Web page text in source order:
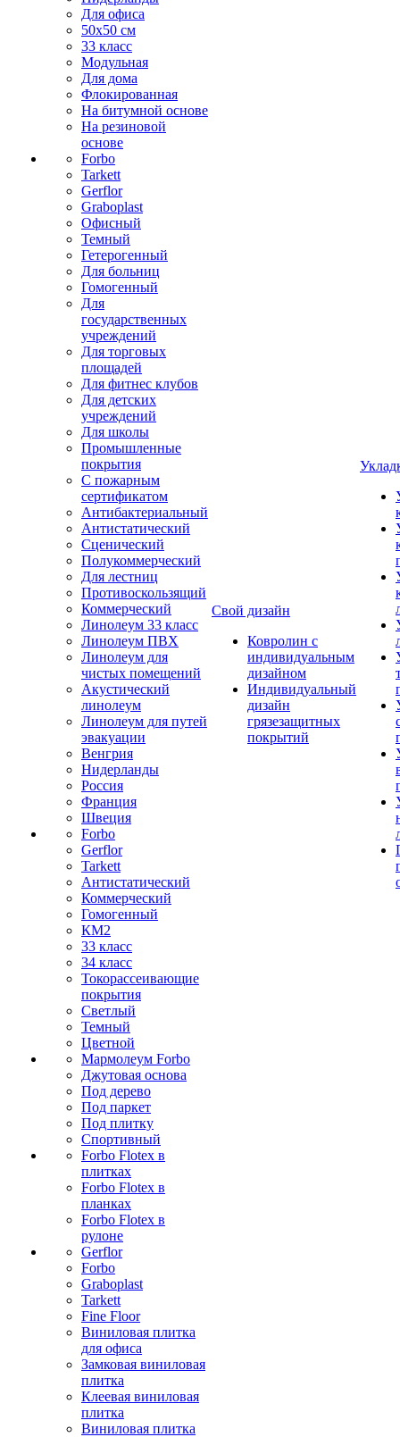
Для офиса
50х50 см
33 класс
Модульная
Для дома
Флокированная
На битумной основе
На резиновой
основе
Forbo
Tarkett
Gerflor
Graboplast
Офисный
Темный
Гетерогенный
Для больниц
Гомогенный
Для
государственных
учреждений
Для торговых
площадей
Для фитнес клубов
Для детских
учреждений
Для школы
Промышленные
покрытия
С пожарным
сертификатом
Антибактериальный
Антистатический
Сценический
Полукоммерческий
Для лестниц
Противоскользящий
Коммерческий
Линолеум 33 класс
Линолеум ПВХ
Линолеум для
чистых помещений
Акустический
линолеум
Линолеум для путей
эвакуации
Венгрия
Нидерланды
Россия
Франция
Швеция
Forbo
Gerflor
Tarkett
Антистатический
Коммерческий
Гомогенный
КМ2
33 класс
34 класс
Токорассеивающие
покрытия
Светлый
Темный
Цветной
Мармолеум Forbo
Джутовая основа
Под дерево
Под паркет
Под плитку
Спортивный
Forbo Flotex в
плитках
Forbo Flotex в
планках
Forbo Flotex в
рулоне
Gerflor
Forbo
Graboplast
Tarkett
Fine Floor
Виниловая плитка
для офиса
Замковая виниловая
плитка
Клеевая виниловая
плитка
Виниловая плитка
Свой дизайн
Ковролин с
индивидуальным
дизайном
Индивидуальный
дизайн
грязезащитных
покрытий